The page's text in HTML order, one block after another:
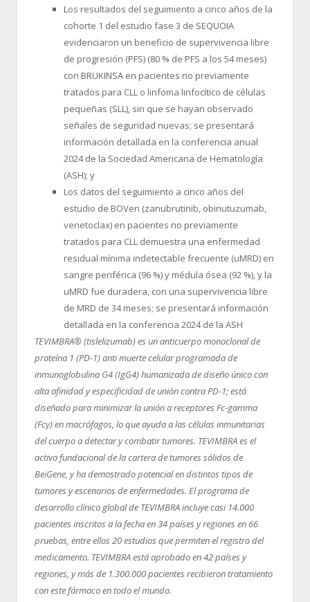
Los resultados del seguimiento a cinco años de la
cohorte 1 del estudio fase 3 de SEQUOIA
evidenciaron un beneficio de supervivencia libre
de progresión (PFS) (80 % de PFS a los 54 meses)
con BRUKINSA en pacientes no previamente
tratados para CLL o linfoma linfocítico de células
pequeñas (SLL), sin que se hayan observado
señales de seguridad nuevas; se presentará
información detallada en la conferencia anual
2024 de la Sociedad Americana de Hematología
(ASH); y
Los datos del seguimiento a cinco años del
estudio de BOVen (zanubrutinib, obinutuzumab,
venetoclax) en pacientes no previamente
tratados para CLL demuestra una enfermedad
residual mínima indetectable frecuente (uMRD) en
sangre periférica (96 %) y médula ósea (92 %), y la
uMRD fue duradera, con una supervivencia libre
de MRD de 34 meses; se presentará información
detallada en la conferencia 2024 de la ASH
TEVIMBRA® (tislelizumab)es un anticuerpo monoclonal de
proteína 1 (PD-1) anti muerte celular programada de
inmunoglobulina G4 (IgG4) humanizada de diseño único con
alta afinidad y especificidad de unión contra PD-1; está
diseñado para minimizar la unión a receptores Fc-gamma
(Fcγ) en macrófagos, lo que ayuda a las células inmunitarias
del cuerpo a detectar y combatir tumores. TEVIMBRA es el
activo fundacional de la cartera de tumores sólidos de
BeiGene, y ha demostrado potencial en distintos tipos de
tumores y escenarios de enfermedades. El programa de
desarrollo clínico global de TEVIMBRA incluye casi 14.000
pacientes inscritos a la fecha en 34 países y regiones en 66
pruebas, entre ellos 20 estudios que permiten el registro del
medicamento. TEVIMBRA está aprobado en 42 países y
regiones, y más de 1.300.000 pacientes recibieron tratamiento
con este fármaco en todo el mundo.